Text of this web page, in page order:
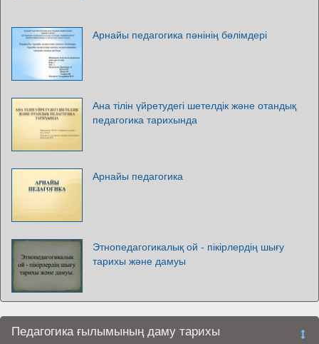
Арнайы педагогика пәнінің бөлімдері
Ана тілін үйретудегі шетелдік және отандық
педагогика тарихында
Арнайы педагогика
Этнопедагогикалық ой - пікірлердің шығу
тарихы және дамуы
Педагогика ғылымының даму тарихы